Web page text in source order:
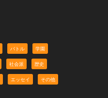
バトル 学園
社会派 歴史
エッセイ その他